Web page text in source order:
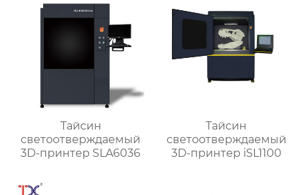
Тайсин
светоотверждаемый
3D-принтер SLA6036
Тайсин
светоотверждаемый
3D-принтер iSL1100